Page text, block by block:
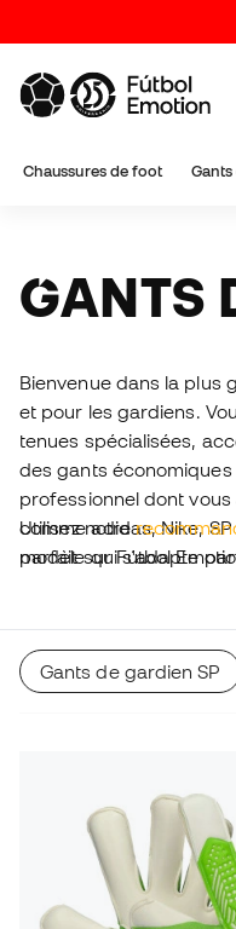
Chaussures de foot
Bienvenue dans la plus
et pour les gardiens.
tenues spécialisées,
des gants
professionnel dont
comme adidas, Nike,
parfait sur Fútbol
Utilisez notre
modèle qui s'adapte
Gants de gardien SP